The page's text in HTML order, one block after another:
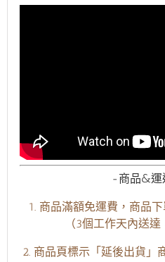
-商品&運
1. 商品滿額免運費，商品
（3個工作天內送
2. 商品頁標示「延後出貨」